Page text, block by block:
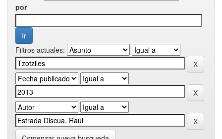
por
Filtros actuales: